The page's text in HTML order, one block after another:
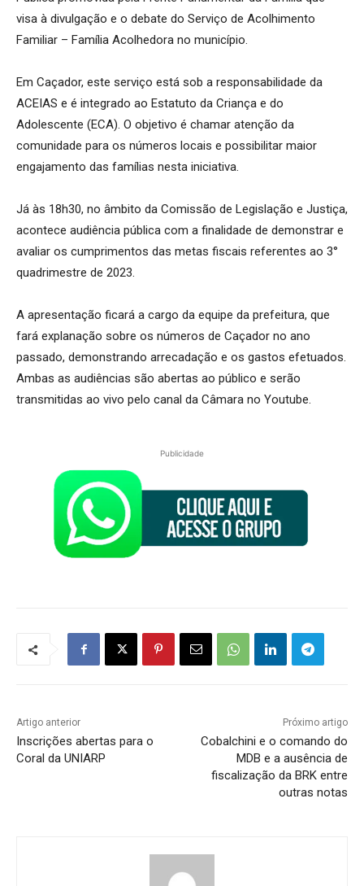
visa à divulgação e o debate do Serviço de Acolhimento
Familiar – Família Acolhedora no município.
Em Caçador, este serviço está sob a responsabilidade da
ACEIAS e é integrado ao Estatuto da Criança e do
Adolescente (ECA). O objetivo é chamar atenção da
comunidade para os números locais e possibilitar maior
engajamento das famílias nesta iniciativa.
Já às 18h30, no âmbito da Comissão de Legislação e Justiça,
acontece audiência pública com a finalidade de demonstrar e
avaliar os cumprimentos das metas fiscais referentes ao 3°
quadrimestre de 2023.
A apresentação ficará a cargo da equipe da prefeitura, que
fará explanação sobre os números de Caçador no ano
passado, demonstrando arrecadação e os gastos efetuados.
Ambas as audiências são abertas ao público e serão
transmitidas ao vivo pelo canal da Câmara no Youtube.
Publicidade
Artigo anterior
Inscrições abertas para o
Coral da UNIARP
Próximo artigo
Cobalchini e o comando do
MDB e a ausência de
fiscalização da BRK entre
outras notas